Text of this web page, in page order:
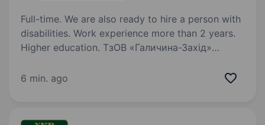
Full-time. We are also ready to hire a person with
disabilities. Work experience more than 2 years.
Higher education. ТзОВ «Галичина-Захід»
Основними напрямками діяльності є
у с.Кавсько, Стрийського р-ну, Львівської…
6 min. ago